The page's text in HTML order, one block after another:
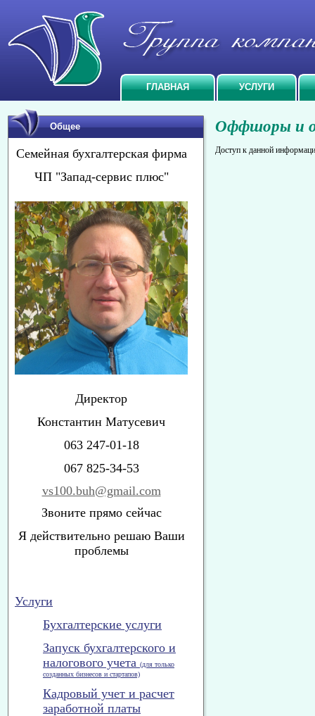
ГЛАВНАЯ УСЛУГИ
Общее
Семейная бухгалтерская фирма
ЧП "Запад-сервис плюс"
Директор
Константин Матусевич
063 247-01-18
067 825-34-53
vs100.buh@gmail.com
Звоните прямо сейчас
Я действительно решаю Ваши
проблемы
Услуги
Бухгалтерские услуги
Запуск бухгалтерского и
налогового учета (для только
созданных бизнесов и стартапов)
Кадровый учет и расчет
заработной платы
Оффшоры и
Доступ к данной